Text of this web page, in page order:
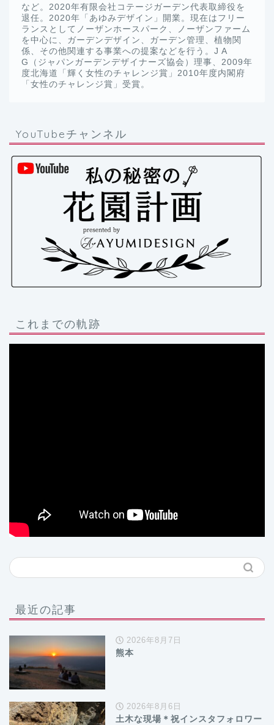
など。2020年有限会社コテージガーデン代表取締役を
退任。2020年「あゆみデザイン」開業。現在はフリー
ランスとしてノーザンホースパーク、ノーザンファーム
を中心に、ガーデンデザイン、ガーデン管理、植物関
係、その他関連する事業への提案などを行う。J A
G（ジャパンガーデンデザイナーズ協会）理事、2009年
度北海道「輝く女性のチャレンジ賞」2010年度内閣府
「女性のチャレンジ賞」受賞。
YouTubeチャンネル
これまでの軌跡
最近の記事
2026年8月7日
熊本
2026年8月6日
土木な現場＊祝インスタフォロワー